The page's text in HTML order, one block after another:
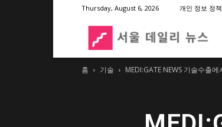
Thursday, August 6, 2026 개인 정보 정책
홈 기술 MEDI:GATE NEWS 기술수출